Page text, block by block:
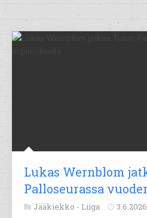
Lukas Wernblom
Palloseurassa
Jääkiekko - Liiga 3.6.2026